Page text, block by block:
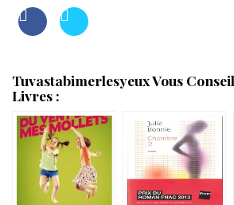
Tuvastabimerlesyeux Vous
Livres :